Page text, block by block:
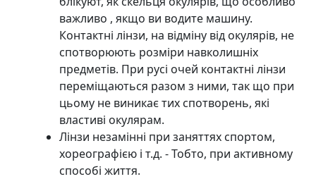
важливо , якщо ви водите машину.
Контактні лінзи, на відміну від окулярів, не
спотворюють розміри навколишніх
предметів. При русі очей контактні лінзи
переміщаються разом з ними, так що при
цьому не виникає тих спотворень, які
властиві окулярам.
Лінзи незамінні при заняттях спортом,
хореографією і т.д. - Тобто, при активному
способі життя.